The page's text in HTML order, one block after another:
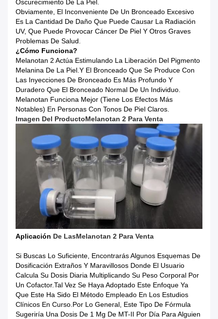
Oscurecimiento De La Piel.
Obviamente, El Inconveniente De Un Bronceado Excesivo
Es La Cantidad De Daño Que Puede Causar La Radiación
UV, Que Puede Provocar Cáncer De Piel Y Otros Graves
Problemas De Salud.
¿Cómo Funciona?
Melanotan 2 Actúa Estimulando La Liberación Del Pigmento
Melanina De La Piel.y El Bronceado Que Se Produce Con
Las Inyecciones De Bronceado Es Más Profundo Y
Duradero Que El Bronceado Normal De Un Individuo.
Melanotan Funciona Mejor (tiene Los Efectos Más
Notables) En Personas Con Tonos De Piel Claros.
Imagen Del ProductoMelanotan 2 Para Venta
Aplicación De LasMelanotan 2 Para Venta
Si Buscas Lo Suficiente, Encontrarás Algunos Esquemas De
Dosificación Extraños Y Maravillosos Donde El Usuario
Calcula Su Dosis Diaria Multiplicando Su Peso Corporal Por
Un Cofactor.Tal Vez Se Haya Adoptado Este Enfoque Ya
Que Este Ha Sido El Método Empleado En Los Estudios
Clínicos En Curso.Por Lo General, Este Tipo De Fórmula
Sugeriría Una Dosis De 1 Mg De MT-II Por Día Para Alguien